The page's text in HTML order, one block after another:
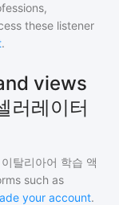
these listener
.
views
러레이터
이탈리아어 학습 액
such as
your account.